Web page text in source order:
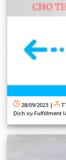
28/09/2023 |
Dịch vụ Fulfillment